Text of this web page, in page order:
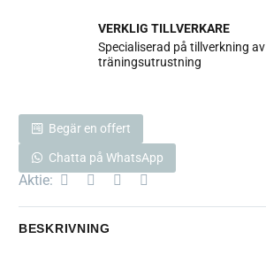
VERKLIG TILLVERKARE
Specialiserad på tillverkning av
träningsutrustning
Begär en offert
Chatta på WhatsApp
Aktie:
BESKRIVNING